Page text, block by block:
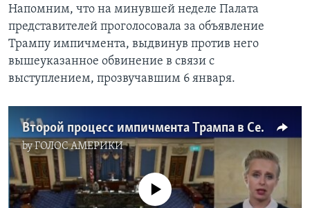
Напомним, что на минувшей неделе Палата
представителей проголосовала за объявление
Трампу импичмента, выдвинув против него
вышеуказанное обвинение в связи с
выступлением, прозвучавшим 6 января.
Второй процесс импичмента Трампа в Сенате США
byГОЛОС АМЕРИКИ
No media source currently available